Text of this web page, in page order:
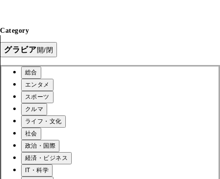
Category
グラビア開/閉
総合
エンタメ
スポーツ
クルマ
ライフ・文化
社会
政治・国際
経済・ビジネス
IT・科学